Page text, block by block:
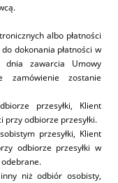
albo płatności
dokonania płatności w
zawarcia Umowy
zostanie
przesyłki, Klient
przy odbiorze przesyłki.
przesyłki, Klient
odbiorze przesyłki w
niż odbiór osobisty,